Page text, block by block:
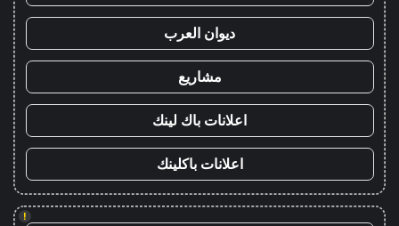
ديوان العرب
مشاريع
اعلانات باك لينك
اعلانات باكلينك
!